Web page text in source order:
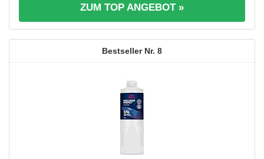
ZUM TOP ANGEBOT »
8